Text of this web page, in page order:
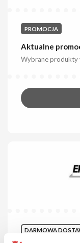
PROMOCJA
Aktualne
Wybrane produkty
DARMOWA